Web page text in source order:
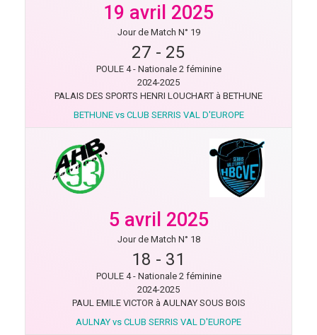
19 avril 2025
Jour de Match N° 19
27 - 25
POULE 4 - Nationale 2 féminine
2024-2025
PALAIS DES SPORTS HENRI LOUCHART à BETHUNE
BETHUNE vs CLUB SERRIS VAL D'EUROPE
5 avril 2025
Jour de Match N° 18
18 - 31
POULE 4 - Nationale 2 féminine
2024-2025
PAUL EMILE VICTOR à AULNAY SOUS BOIS
AULNAY vs CLUB SERRIS VAL D'EUROPE